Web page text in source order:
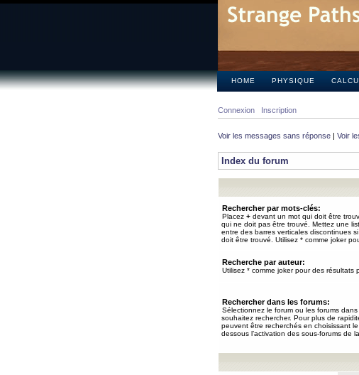
HOME PHYSIQUE
Connexion Inscription
Voir les messages sans réponse | Voir
Index du forum
Rechercher par mots-clés:
Placez + devant un mot qui doit être
qui ne doit pas être trouvé. Mettez une
entre des barres verticales discontinues
doit être trouvé. Utilisez * comme joker
Recherche par auteur:
Utilisez * comme joker pour des résultats
Rechercher dans les forums:
Sélectionnez le forum ou les forums
souhaitez rechercher. Pour plus de
peuvent être recherchés en choisissant
dessous l’activation des sous-forums de